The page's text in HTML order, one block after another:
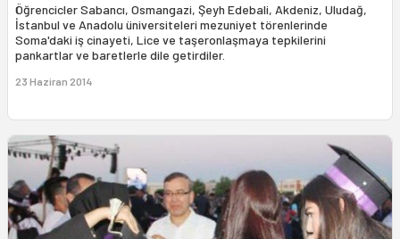
Öğrencicler Sabancı, Osmangazi, Şeyh Edebali, Akdeniz, Uludağ,
İstanbul ve Anadolu üniversiteleri mezuniyet törenlerinde
Soma'daki iş cinayeti, Lice ve taşeronlaşmaya tepkilerini
pankartlar ve baretlerle dile getirdiler.
23 Haziran 2014